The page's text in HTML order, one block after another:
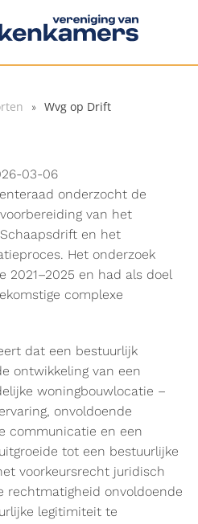
inhoud gaan
Wvg op Drift
03-06
onderzocht de
van het
en het
Het onderzoek
2021–2025 en had als doel
complexe
dat een bestuurlijk
ontwikkeling van een
woningbouwlocatie –
onvoldoende
communicatie en een
tot een bestuurlijke
voorkeursrecht juridisch
rechtmatigheid onvoldoende
legitimiteit te